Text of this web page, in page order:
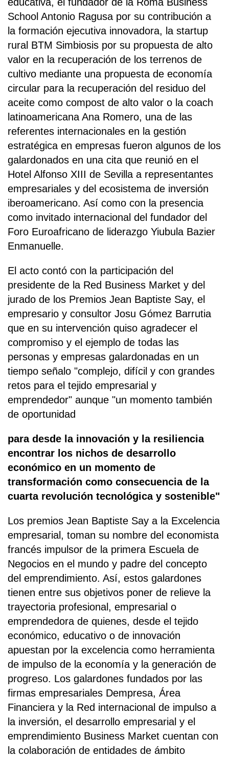
School Antonio Ragusa por su contribución a
la formación ejecutiva innovadora, la startup
rural BTM Simbiosis por su propuesta de alto
valor en la recuperación de los terrenos de
cultivo mediante una propuesta de economía
circular para la recuperación del residuo del
aceite como compost de alto valor o la coach
latinoamericana Ana Romero, una de las
referentes internacionales en la gestión
estratégica en empresas fueron algunos de los
galardonados en una cita que reunió en el
Hotel Alfonso XIII de Sevilla a representantes
empresariales y del ecosistema de inversión
iberoamericano. Así como con la presencia
como invitado internacional del fundador del
Foro Euroafricano de liderazgo Yiubula Bazier
Enmanuelle.
El acto contó con la participación del
presidente de la Red Business Market y del
jurado de los Premios Jean Baptiste Say, el
empresario y consultor Josu Gómez Barrutia
que en su intervención quiso agradecer el
compromiso y el ejemplo de todas las
personas y empresas galardonadas en un
tiempo señalo "complejo, difícil y con grandes
retos para el tejido empresarial y
emprendedor" aunque "un momento también
de oportunidad
para desde la innovación y la resiliencia
encontrar los nichos de desarrollo
económico en un momento de
transformación como consecuencia de la
cuarta revolución tecnológica y sostenible"
Los premios Jean Baptiste Say a la Excelencia
empresarial, toman su nombre del economista
francés impulsor de la primera Escuela de
Negocios en el mundo y padre del concepto
del emprendimiento. Así, estos galardones
tienen entre sus objetivos poner de relieve la
trayectoria profesional, empresarial o
emprendedora de quienes, desde el tejido
económico, educativo o de innovación
apuestan por la excelencia como herramienta
de impulso de la economía y la generación de
progreso. Los galardones fundados por las
firmas empresariales Dempresa, Área
Financiera y la Red internacional de impulso a
la inversión, el desarrollo empresarial y el
emprendimiento Business Market cuentan con
la colaboración de entidades de ámbito